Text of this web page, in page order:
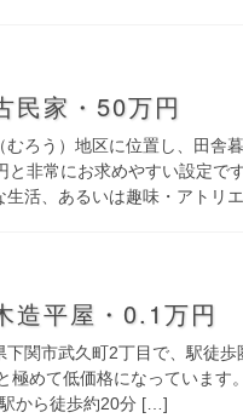
民家・50万円
むろう）地区に位置し、田舎
と非常にお求めやすい設定で
生活、あるいは趣味・アトリ
造平屋・0.1万円
下関市武久町2丁目で、駅徒
極めて低価格になっています
から徒歩約20分 […]